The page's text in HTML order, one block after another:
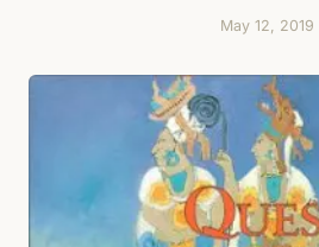
May 12, 2019